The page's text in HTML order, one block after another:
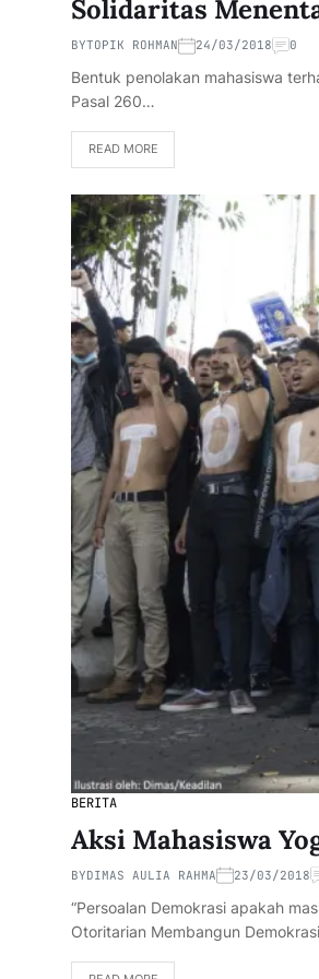
Solidaritas
BYTOPIK ROHMAN 24/03/2018 0
Bentuk penolakan mahasiswa
Pasal 260…
READ MORE
BERITA
Aksi Mahasiswa
BYDIMAS AULIA RAHMA 23/03/2018
“Persoalan Demokrasi apakah
Otoritarian Membangun